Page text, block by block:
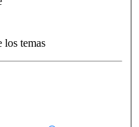
los temas